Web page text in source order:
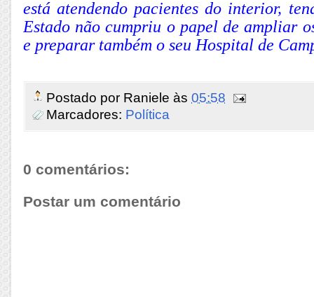
está atendendo pacientes do interior,
Estado não cumpriu o papel de ampliar
e preparar também o seu Hospital de
Postado por Raniele às 05:58
Marcadores: Política
0 comentários:
Postar um comentário